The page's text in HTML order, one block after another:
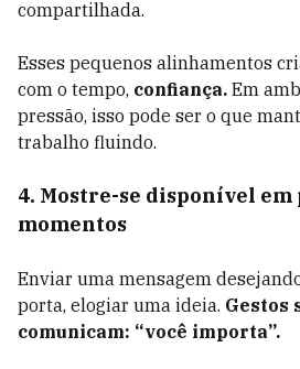
compartilhada.
Esses pequenos alinhamentos
com o tempo, confiança. Em
pressão, isso pode ser o que
trabalho fluindo.
4. Mostre-se disponível em
momentos
Enviar uma mensagem
porta, elogiar uma ideia. Gestos
comunicam: “você importa”.